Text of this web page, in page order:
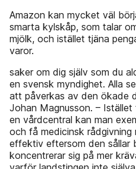
Amazon kan mycket väl
smarta kylskåp, som talar
mjölk, och istället tjäna
varor.
saker om dig själv som du
en svensk myndighet. Alla
att påverkas av den ökade
Johan Magnusson. –
en vårdcentral kan man
och få medicinsk rådgivning
effektiv eftersom den sållar
koncentrerar sig på mer